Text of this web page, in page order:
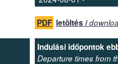
PDF letöltés /
Indulási időpontok
Departure times from